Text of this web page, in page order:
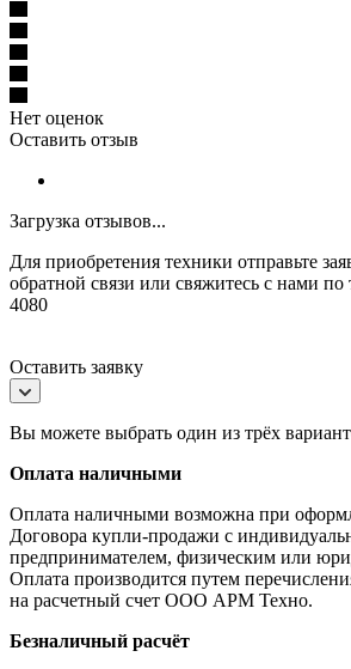
Нет оценок
Оставить отзыв
Загрузка отзывов...
Для приобретения техники отправьте
обратной связи или свяжитесь с нами по
4080
Оставить заявку
Вы можете выбрать один из трёх
Оплата наличными
Оплата наличными возможна при
Договора купли-продажи с
предпринимателем, физическим или
Оплата производится путем
на расчетный счет ООО АРМ Техно.
Безналичный расчёт